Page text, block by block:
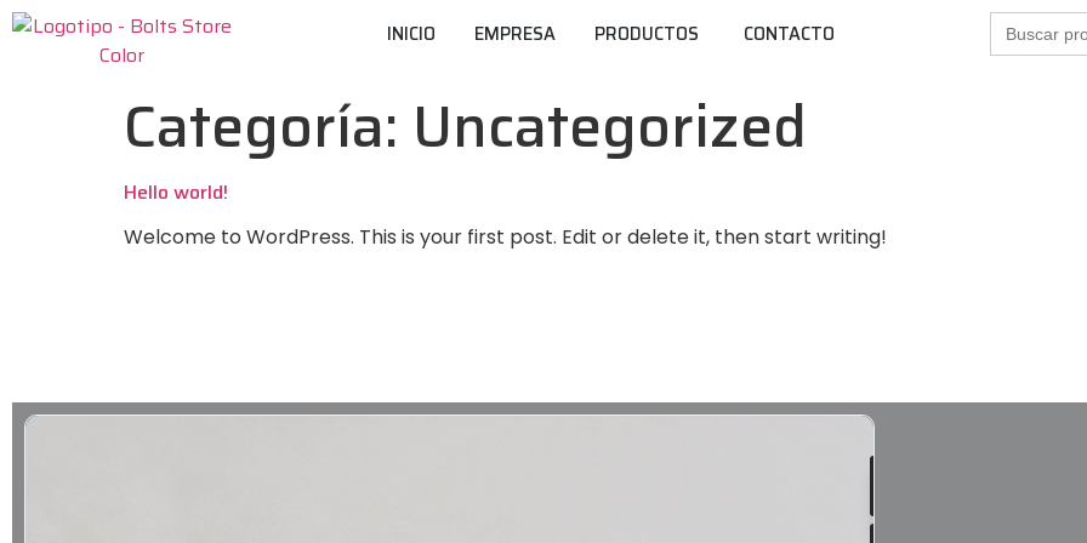
INICIO EMPRESA PRODUCTOS CONTACTO
Buscar:
Categoría: Uncategorized
Hello world!
Welcome to WordPress. This is your first post. Edit or delete it, then start writing!